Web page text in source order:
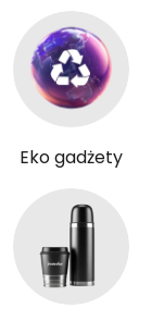
Eko gadżety